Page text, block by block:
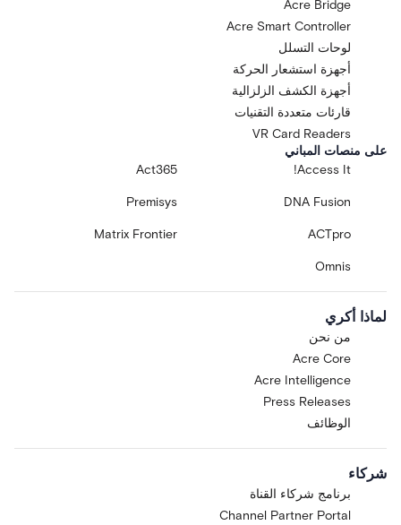
Acre Bridge
Acre Smart Controller
لوحات التسلل
أجهزة استشعار الحركة
أجهزة الكشف الزلزالية
قارئات متعددة التقنيات
VR Card Readers
على منصات المباني
Access It!
Act365
DNA Fusion
Premisys
ACTpro
Matrix Frontier
Omnis
لماذا أكري
من نحن
Acre Core
Acre Intelligence
Press Releases
الوظائف
شركاء
برنامج شركاء القناة
Channel Partner Portal